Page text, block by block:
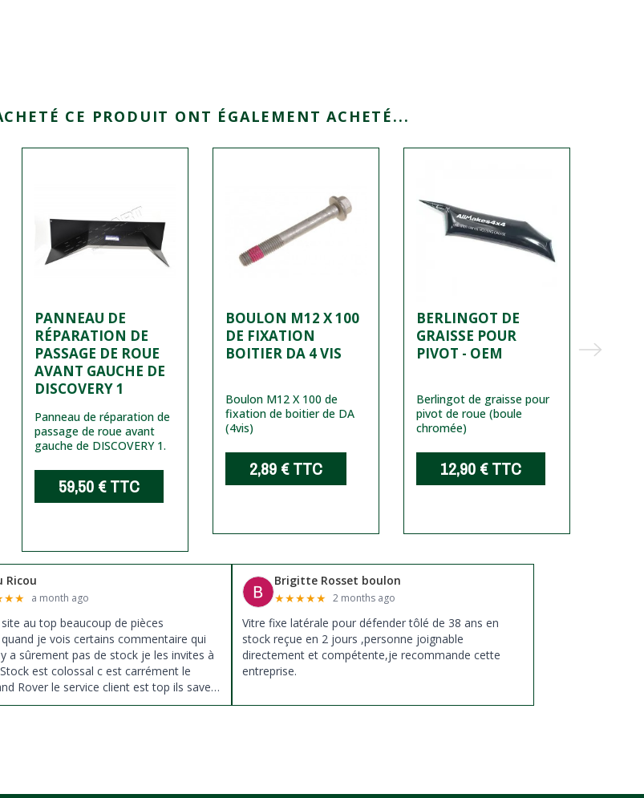
CE PRODUIT ONT ÉGALEMENT ACHETÉ...
PANNEAU DE
RÉPARATION DE
PASSAGE DE ROUE
AVANT GAUCHE DE
DISCOVERY 1
Panneau de réparation de
passage de roue avant
gauche de DISCOVERY 1.
59,50 €TTC
BOULON M12 X 100
DE FIXATION
BOITIER DA 4 VIS
Boulon M12 X 100 de
fixation de boitier de DA
(4vis)
2,89 €TTC
BERLINGOT DE
GRAISSE POUR
PIVOT - OEM
Berlingot de graisse pour
pivot de roue (boule
chromée)
12,90 €TTC
Ricou
★★ a month ago
au top beaucoup de pièces
je vois certains commentaire qui
y a sûrement pas de stock je les invites à
est colossal c est carrément le
Rover le service client est top ils savent
et ne pousse pas à la vente ils
Brigitte Rosset boulon
★★★★★ 2 months ago
Vitre fixe latérale pour défender tôlé de 38 ans en
stock reçue en 2 jours ,personne joignable
directement et compétente,je recommande cette
entreprise.